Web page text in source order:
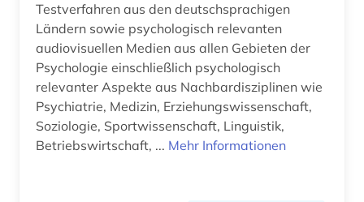
psychologie (121)
psychologische diagnostik (1)
psychologischer test (1)
psychophysik (1)
psychosoziale gesundheit (1)
Testverfahren aus den deutschsprachigen
Ländern sowie psychologisch relevanten
audiovisuellen Medien aus allen Gebieten der
Psychologie einschließlich psychologisch
relevanter Aspekte aus Nachbardisziplinen wie
Psychiatrie, Medizin, Erziehungswissenschaft,
Soziologie, Sportwissenschaft, Linguistik,
Betriebswirtschaft, ... Mehr Informationen